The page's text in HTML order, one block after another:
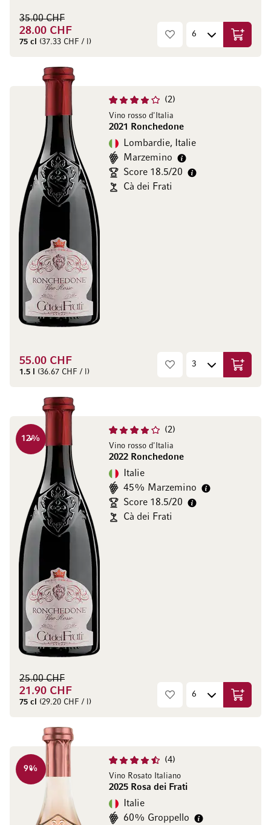
28.00 CHF
35.00 CHF
75 cl (37.33 CHF / l) Ajouter
2
Vino rosso d'Italia
2021 Ronchedone
Lombardie, Italie
Marzemino
Score 18.5/20
Cà dei Frati
55.00 CHF
1.5 l (36.67 CHF / l) Ajouter
2
Vino rosso d'Italia
2022 Ronchedone
12%
Italie
45% Marzemino
Score 18.5/20
Cà dei Frati
21.90 CHF
25.00 CHF
75 cl (29.20 CHF / l) Ajouter
4
Vino Rosato Italiano
2025 Rosa dei Frati
9%
Italie
60% Groppello